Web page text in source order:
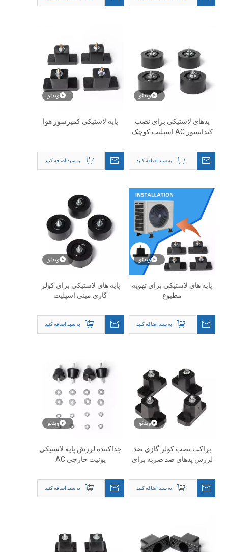
ویدئو
پدهای لاستیکی برای نصب
کندانسور AC اسپلیت کوچک
به سبد اضافه کنید
ویدئو
پایه لاستیکی کمپرسور هوا
به سبد اضافه کنید
ویدئو
پایه های لاستیکی برای تهویه
مطبوع
به سبد اضافه کنید
ویدئو
پایه های لاستیکی برای کولر
گازی مینی اسپلیت
به سبد اضافه کنید
ویدئو
براکت نصب کولر گازی ضد
لرزش پدهای ضد ضربه برای
به سبد اضافه کنید
ویدئو
جداکننده لرزش پایه لاستیکی
یونیت خارجی AC
به سبد اضافه کنید